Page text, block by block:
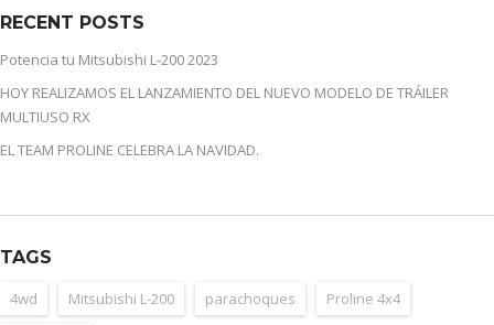
RECENT POSTS
Potencia tu Mitsubishi L-200 2023
HOY REALIZAMOS EL LANZAMIENTO DEL NUEVO MODELO DE TRÁILER
MULTIUSO RX
EL TEAM PROLINE CELEBRA LA NAVIDAD.
TAGS
4wd Mitsubishi L-200 parachoques Proline 4x4